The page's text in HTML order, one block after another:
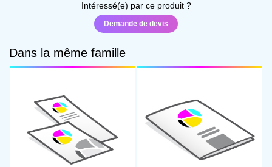
EXTRAS
Création des documents d'exécution
Intéressé(e) par ce produit ?
Demande de devis
Dans la même famille